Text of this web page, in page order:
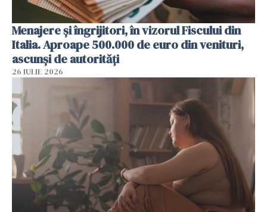
Menajere și îngrijitori, în vizorul Fiscului din
Italia. Aproape 500.000 de euro din venituri,
ascunși de autorități
26 IULIE 2026